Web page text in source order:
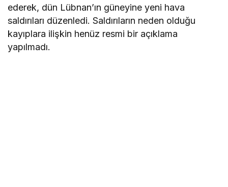
ederek, dün Lübnan’ın güneyine yeni hava
saldırıları düzenledi. Saldırıların neden olduğu
kayıplara ilişkin henüz resmi bir açıklama
yapılmadı.